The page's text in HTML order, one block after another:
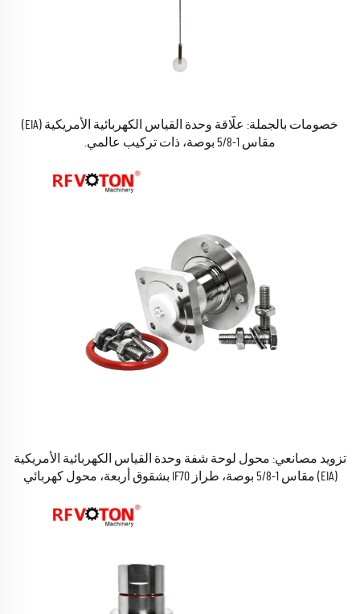
خصومات بالجملة: علّاقة وحدة القياس الكهربائية الأمريكية (EIA)
مقاس 1-5/8 بوصة، ذات تركيب عالمي.
تزويد مصانعي: محول لوحة شفة وحدة القياس الكهربائية الأمريكية
(EIA) مقاس 1-5/8 بوصة، طراز IF70 بشقوق أربعة، محول كهربائي
الأمريكية (EIA) مقاس 1 5/8 بوصة، متوفر في المخزون، متوافق مع